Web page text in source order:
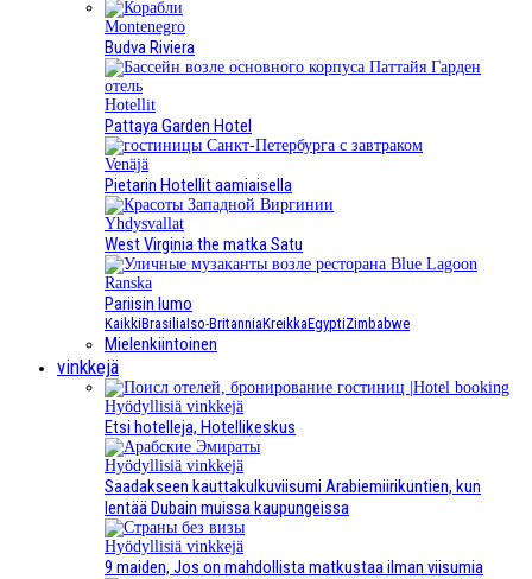
Montenegro
Budva Riviera
Hotellit
Pattaya Garden Hotel
Venäjä
Pietarin Hotellit aamiaisella
Yhdysvallat
West Virginia the matka Satu
Ranska
Pariisin lumo
KaikkiBrasiliaIso-BritanniaKreikkaEgyptiZimbabwe
Mielenkiintoinen
vinkkejä
Hyödyllisiä vinkkejä
Etsi hotelleja, Hotellikeskus
Hyödyllisiä vinkkejä
Saadakseen kauttakulkuviisumi Arabiemiirikuntien, kun
lentää Dubain muissa kaupungeissa
Hyödyllisiä vinkkejä
9 maiden, Jos on mahdollista matkustaa ilman viisumia